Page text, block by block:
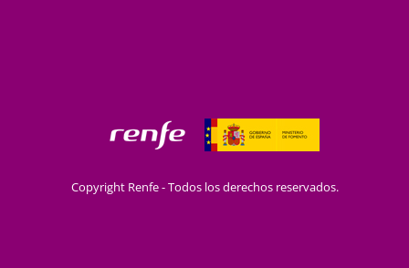
Copyright Renfe - Todos los derechos reservados.